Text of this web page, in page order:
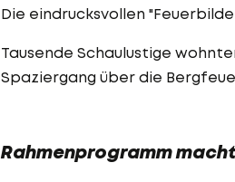
Die eindrucksvollen
Tausende Schaulustige
Spaziergang über die
Rahmenprogramm